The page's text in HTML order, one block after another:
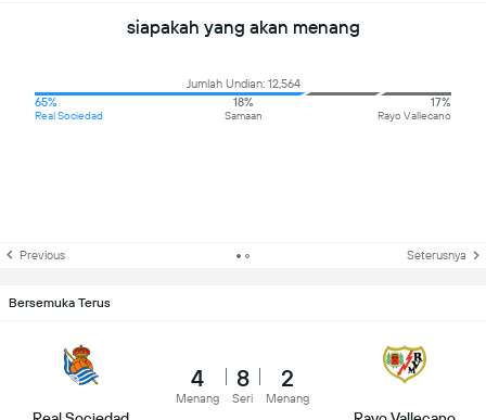
siapakah yang akan menang
Jumlah Undian: 12,564
65%
Real Sociedad
18%
Samaan
17%
Rayo Vallecano
Previous Seterusnya
Bersemuka Terus
4
Menang
8
Seri
2
Menang